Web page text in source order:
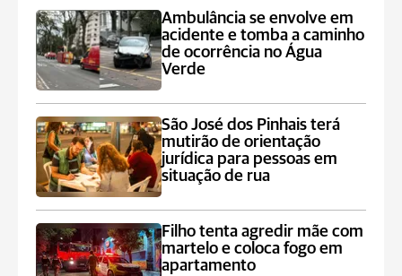
Ambulância se envolve em
acidente e tomba a caminho
de ocorrência no Água
Verde
São José dos Pinhais terá
mutirão de orientação
jurídica para pessoas em
situação de rua
Filho tenta agredir mãe com
martelo e coloca fogo em
apartamento